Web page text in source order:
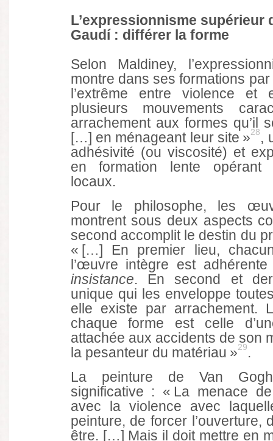
L’expressionnisme supérieur
Gaudí : différer la forme
Selon Maldiney,
montre dans ses formations
l’extrême entre violence et
plusieurs mouvements
arrachement aux formes qu’il
[…] en ménageant leur site »28 ,
adhésivité (ou viscosité) et
en formation lente opérant
locaux.
Pour le philosophe, les
montrent sous deux aspects
second accomplit le destin du
« […] En premier lieu,
l’œuvre intègre est
insistance. En second et
unique qui les enveloppe
elle existe par arrachement.
chaque forme est celle
attachée aux accidents de son
la pesanteur du matériau »29 .
La peinture de Van
significative : « La menace
avec la violence avec
peinture, de forcer l’ouverture,
être. […] Mais il doit mettre en